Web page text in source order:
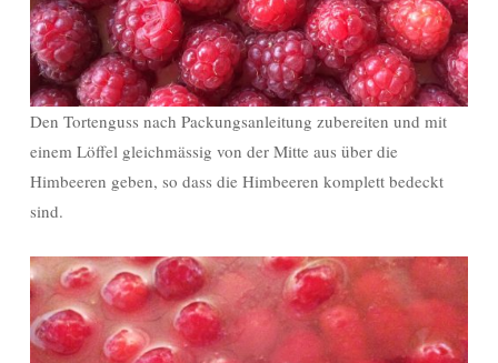
Den Tortenguss nach Packungsanleitung zubereiten und mit
einem Löffel gleichmässig von der Mitte aus über die
Himbeeren geben, so dass die Himbeeren komplett bedeckt
sind.